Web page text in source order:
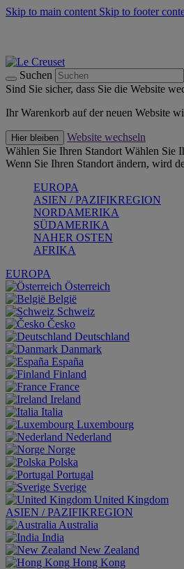
Skip to main content Skip to footer
Suchen
Sind Sie sicher, dass Sie die Website
Ihr Warenkorb auf der neuen Website
Hier bleiben
Website wechseln
Wählen Sie Ihren Standort Wählen Sie
Wenn Sie Ihren Standort ändern, wird
EUROPA
ASIEN / PAZIFIKREGION
NORDAMERIKA
SÜDAMERIKA
NAHER OSTEN
AFRIKA
EUROPA
Österreich
België
Schweiz
Česko
Deutschland
Danmark
España
Finland
France
Ireland
Italia
Luxembourg
Nederland
Norge
Polska
Portugal
Sverige
United Kingdom
ASIEN / PAZIFIKREGION
Australia
India
New Zealand
Hong Kong